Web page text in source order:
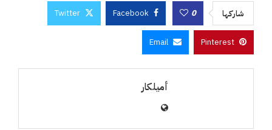
شاركها 0
Facebook
Twitter
Pinterest
Email
أميلكار